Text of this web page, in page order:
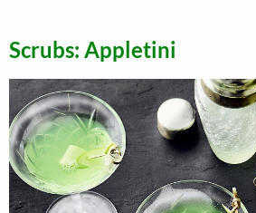
Scrubs: Appletini